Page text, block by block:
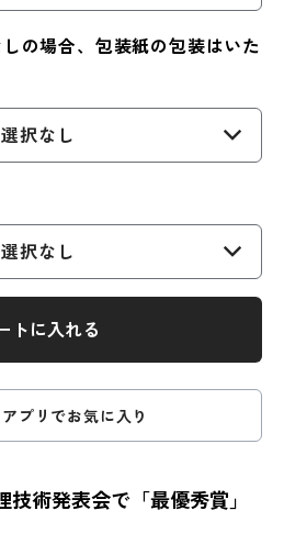
の場合、包装紙の包装はいた
選択なし
選択なし
トに入れる
プリでお気に入り
術発表会で「最優秀賞」